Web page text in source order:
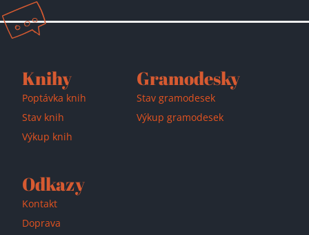
Přidáno do košíku!
Knihy
Poptávka knih
Stav knih
Výkup knih
Gramodesky
Stav gramodesek
Výkup gramodesek
Odkazy
Kontakt
Doprava